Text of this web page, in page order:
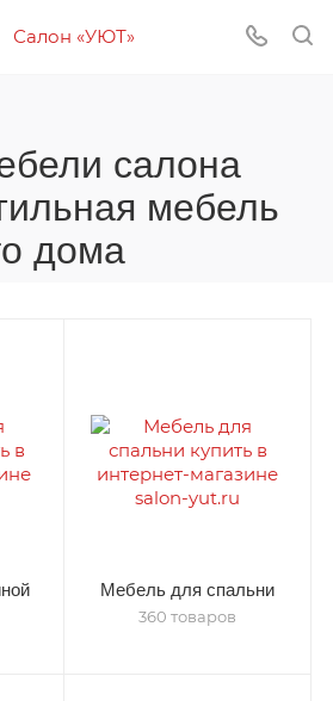
салона
мебель
дома
Мебель для спальни
360 товаров